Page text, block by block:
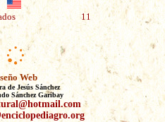
11
Web
de Jesús Sánchez
Sánchez Garibay